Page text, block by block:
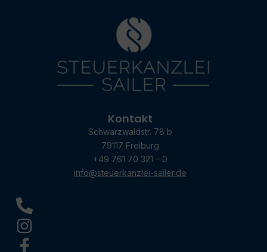
Kontakt
Schwarzwaldstr. 78 b
79117 Freiburg
+49 761 70 321 – 0
info@steuerkanzlei-sailer.de